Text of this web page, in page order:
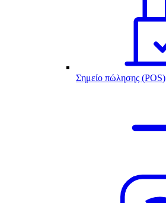
Σημείο πώλησης (POS)